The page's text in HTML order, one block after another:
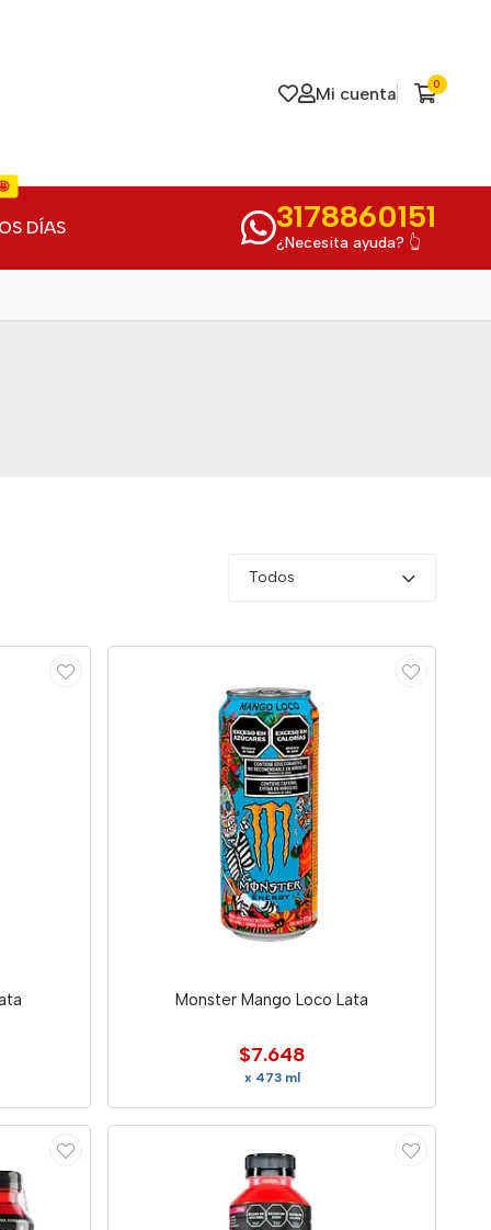
Mi cuenta 0
DÍAS 3178860151
¿Necesita ayuda? 👆
Todos
Monster Mango Loco Lata
$7.648
x 473 ml